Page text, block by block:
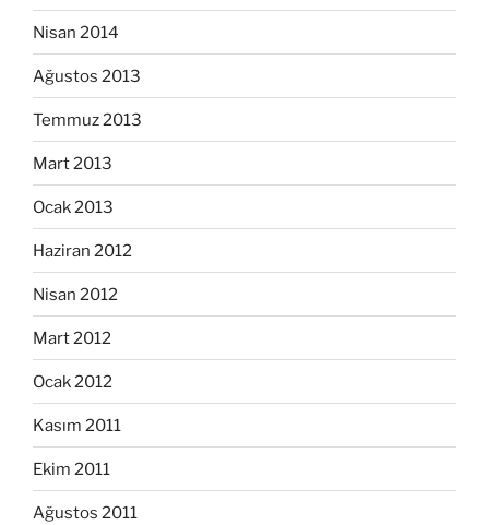
Nisan 2014
Ağustos 2013
Temmuz 2013
Mart 2013
Ocak 2013
Haziran 2012
Nisan 2012
Mart 2012
Ocak 2012
Kasım 2011
Ekim 2011
Ağustos 2011